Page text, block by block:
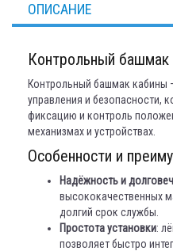
ОПИСАНИЕ
Контрольный башмак
Контрольный башмак кабины
управления и безопасности,
фиксацию и контроль
механизмах и устройствах.
Особенности и
Надёжность и
высококачественных
долгий срок службы.
Простота установки:
позволяет быстро